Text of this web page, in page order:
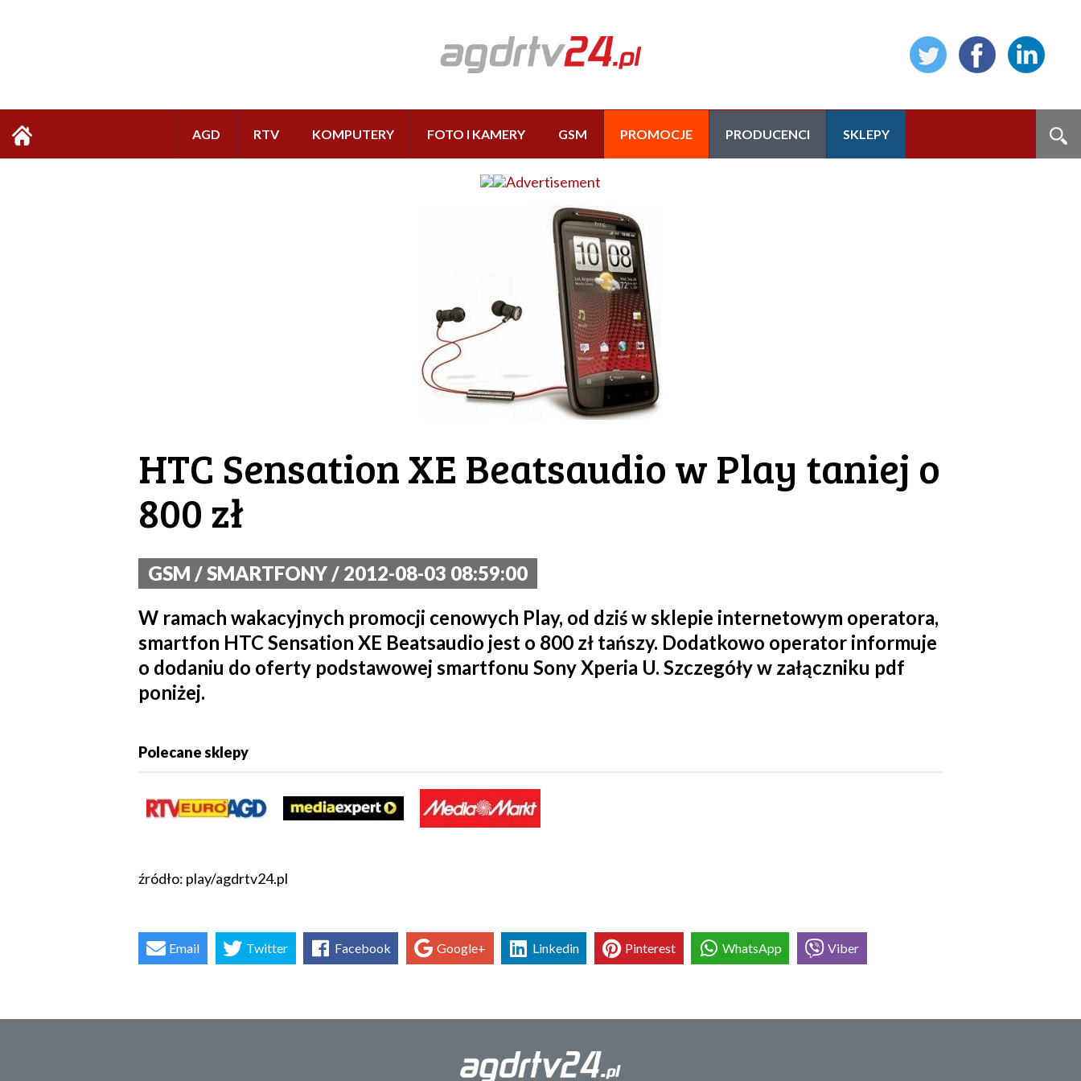
AGD RTV KOMPUTERY FOTO I KAMERY GSM PROMOCJE PRODUCENCI SKLEPY
HTC Sensation XE Beatsaudio w Play taniej o
800 zł
GSM / SMARTFONY / 2012-08-03 08:59:00
W ramach wakacyjnych promocji cenowych Play, od dziś w sklepie internetowym operatora,
smartfon HTC Sensation XE Beatsaudio jest o 800 zł tańszy. Dodatkowo operator informuje
o dodaniu do oferty podstawowej smartfonu Sony Xperia U. Szczegóły w załączniku pdf
poniżej.
Polecane sklepy
źródło: play/agdrtv24.pl
Email Twitter Facebook Google+ Linkedin Pinterest WhatsApp Viber